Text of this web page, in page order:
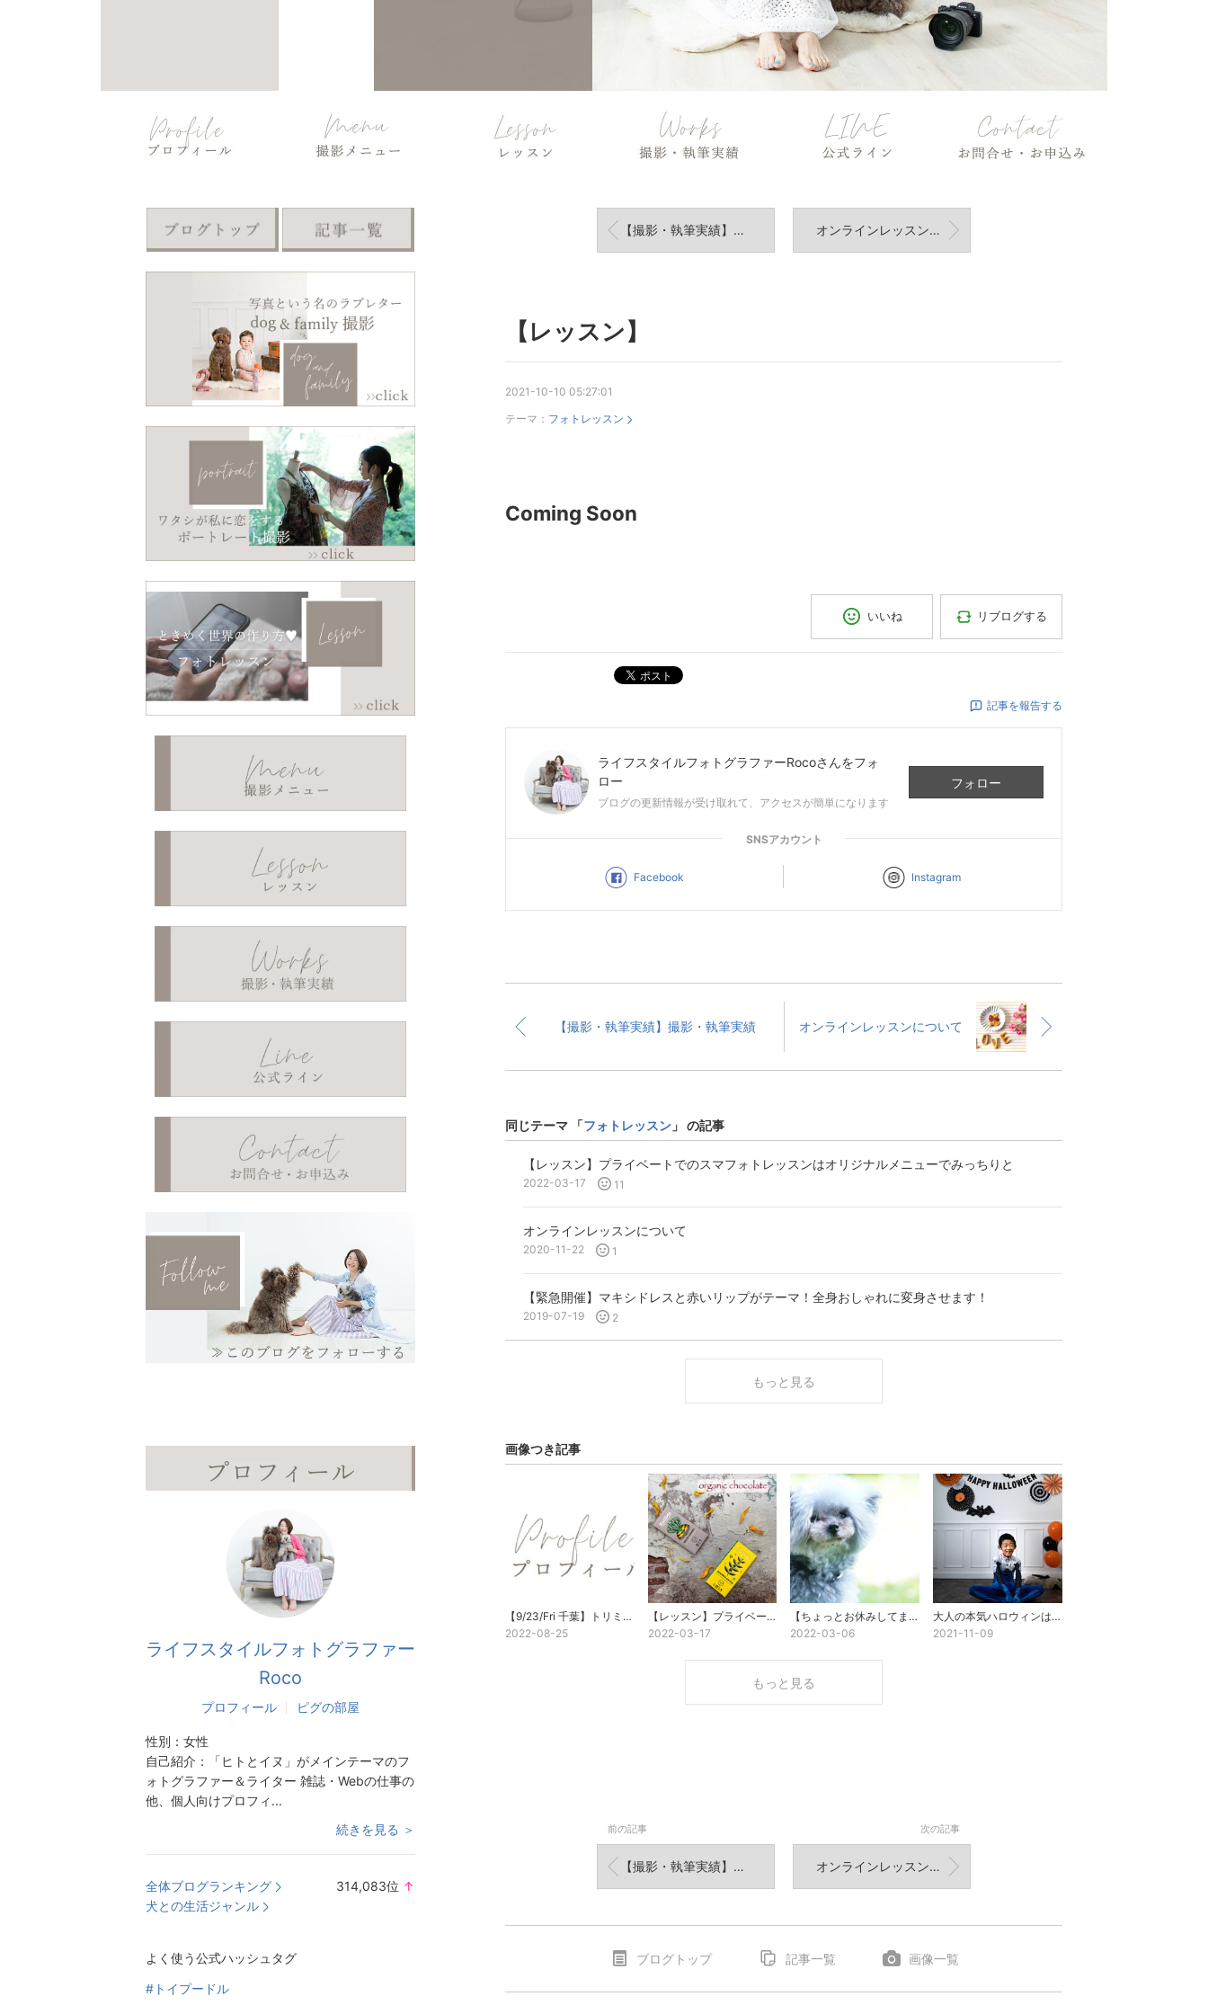
【撮影・執筆実績】撮影・執筆実績 オンラインレッスンについて
【レッスン】
2021-10-10 05:27:01
テーマ： フォトレッスン
Coming Soon
いいね リブログする
ポスト
記事を報告する
ライフスタイルフォトグラファーRocoさんをフォ
ロー
ブログの更新情報が受け取れて、アクセスが簡単になります
フォロー
SNSアカウント
Facebook Instagram
【撮影・執筆実績】撮影・執筆実績 オンラインレッスンについて
同じテーマ 「フォトレッスン 」 の記事
【レッスン】プライベートでのスマフォトレッスンはオリジナルメニューでみっちりと
2022-03-17 11
オンラインレッスンについて
2020-11-22 1
【緊急開催】マキシドレスと赤いリップがテーマ！全身おしゃれに変身させます！
2019-07-19 2
もっと見る
画像つき記事
【9/23/Fri 千葉】トリミングサロンのフリースペースで撮影会を開催します！
2022-08-25
【レッスン】プライベートでのスマフォトレッスンはオリジナルメニューでみっちりと
2022-03-17
【ちょっとお休みしてました】愛犬の病気、旅立ち、そして今とこれから
2022-03-06
大人の本気ハロウィンは最高！その3（ラスト）
2021-11-09
もっと見る
前の記事
【撮影・執筆実績】撮影・執筆実績
次の記事
オンラインレッスンについて
ブログトップ 記事一覧 画像一覧
ライフスタイルフォトグラファー
Roco
プロフィール ピグの部屋
性別： 女性
自己紹介：
「ヒトとイヌ」がメインテーマのフ
ォトグラファー＆ライター 雑誌・Webの仕事の
他、個人向けプロフィ...
続きを見る ＞
全体ブログランキング 314,083位 ↑
犬との生活ジャンル
よく使う公式ハッシュタグ
#トイプードル